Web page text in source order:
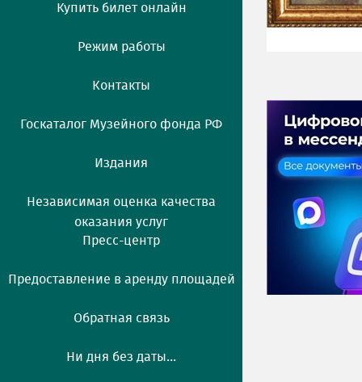
Купить билет онлайн
Режим работы
Контакты
Госкаталог Музейного фонда РФ
Издания
Независимая оценка качества
оказания услуг
Пресс-центр
Предоставление в аренду площадей
Обратная связь
Ни дня без даты...